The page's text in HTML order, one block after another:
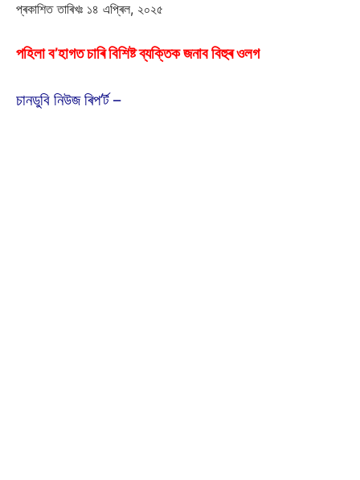
প্ৰকাশিত তাৰিখঃ ১৪ এপ্ৰিল, ২০২৫
পহিলা ব’হাগত চাৰি বিশিষ্ট ব্যক্তিক জনাব বিহুৰ ওলগ
চানডুবি নিউজ ৰিপ’ৰ্ট –